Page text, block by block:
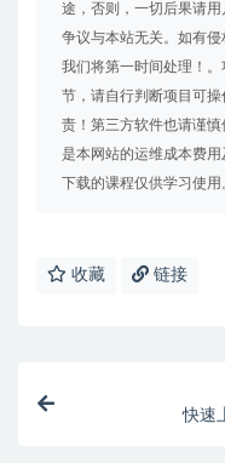
途，否则，一切后果请
争议与本站无关。如有
我们将第一时间处理！
节，请自行判断项目可
责！第三方软件也请谨
是本网站的运维成本费用
下载的课程仅供学习使用
收藏 链接
快速